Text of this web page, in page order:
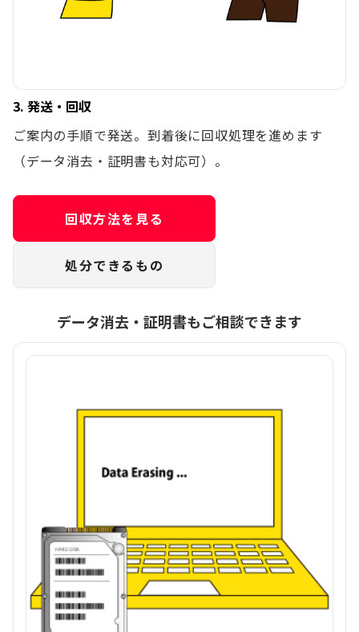
3. 発送・回収
ご案内の手順で発送。到着後に回収処理を進めます
（データ消去・証明書も対応可）。
回収方法を見る
処分できるもの
データ消去・証明書もご相談できます